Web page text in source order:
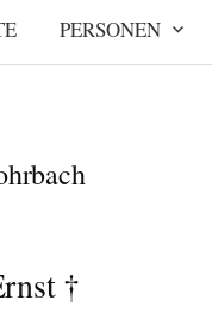
PERSONEN
†